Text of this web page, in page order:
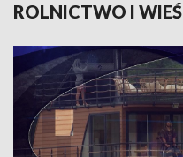
ROLNICTWO I WIEŚ